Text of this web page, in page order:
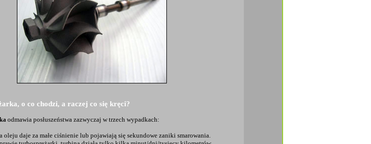
o co chodzi, a raczej co się kręci?
odmawia posłuszeństwa zazwyczaj w trzech wypadkach:
oleju daje za małe ciśnienie lub pojawiają się sekundowe zaniki smarowania.